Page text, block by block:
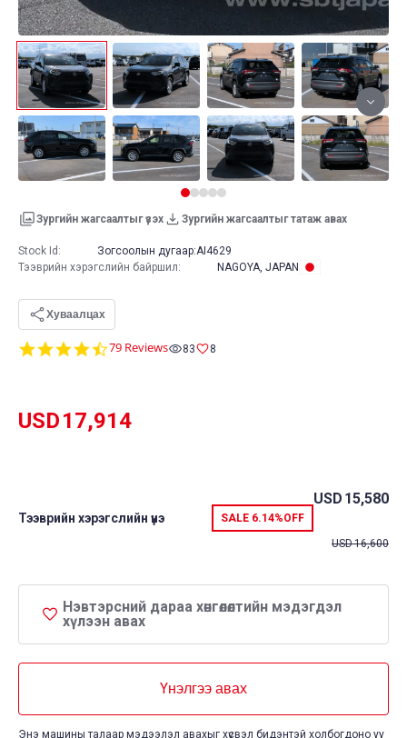
Зургийн жагсаалтыг үзэх Зургийн жагсаалтыг татаж авах
4.7
79 Reviews 83 8
USD17,914
Тээврийн хэрэгслийн үнэ SALE 6.14%OFF
USD 15,580
USD16,600
Нэвтэрсний дараа хөнгөлөлтийн мэдэгдэл
хүлээн авах
Үнэлгээ авах
Энэ машины талаар мэдээлэл авахыг хүсвэл бидэнтэй холбогдоно уу
Stock Id: Зогсоолын дугаар:AI4629
Тээврийн хэрэгслийн байршил: NAGOYA, JAPAN
Хуваалцах